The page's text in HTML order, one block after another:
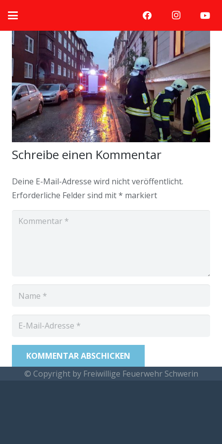
Schreibe einen Kommentar
Deine E-Mail-Adresse wird nicht veröffentlicht.
Erforderliche Felder sind mit* markiert
KOMMENTAR ABSCHICKEN
© Copyright by Freiwillige Feuerwehr Schwerin